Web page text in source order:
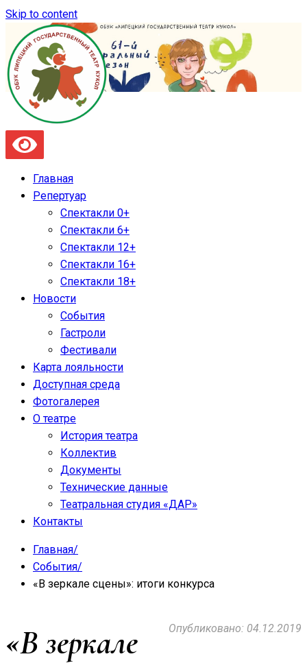
Skip to content
Главная
Репертуар
Спектакли 0+
Спектакли 6+
Спектакли 12+
Спектакли 16+
Спектакли 18+
Новости
События
Гастроли
Фестивали
Карта лояльности
Доступная среда
Фотогалерея
О театре
История театра
Коллектив
Документы
Технические данные
Театральная студия «ДАР»
Контакты
Главная/
События/
«В зеркале сцены»: итоги конкурса
Опубликовано: 04.12.2019
«В зеркале